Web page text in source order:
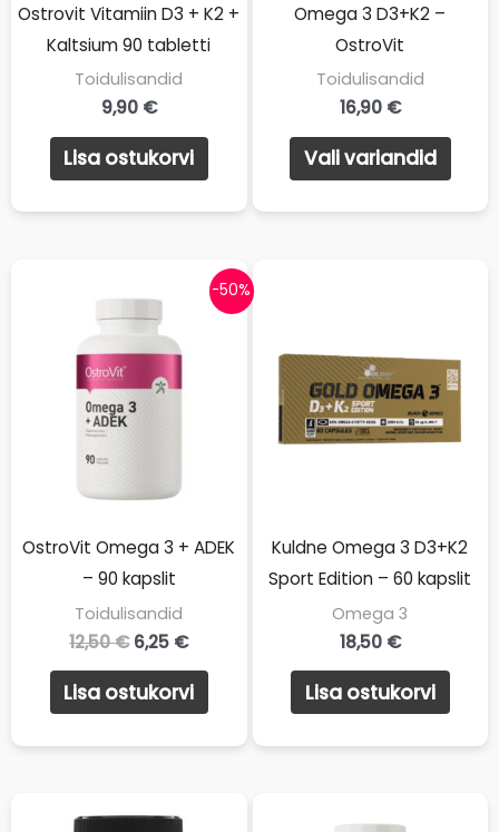
Ostrovit Vitamiin D3 + K2 +
Kaltsium 90 tabletti
Toidulisandid
9,90 €
Lisa ostukorvi
Omega 3 D3+K2 –
OstroVit
Toidulisandid
16,90 €
Vali variandid
Sellel
teha
-50%
OstroVit Omega 3 + ADEK
– 90 kapslit
Toidulisandid
12,50€ Algne
oli:
12,50 €.
6,25 €Praegune
on:
6,25 €.
Lisa ostukorvi
Kuldne Omega 3 D3+K2
Sport Edition – 60 kapslit
Omega 3
18,50 €
Lisa ostukorvi